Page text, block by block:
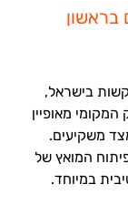
בישראל,
מאופיין
משקיעים.
המואץ של
במיוחד.